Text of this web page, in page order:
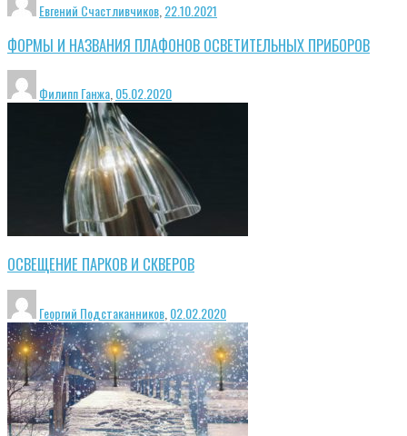
Евгений Счастливчиков,22.10.2021
ФОРМЫ И НАЗВАНИЯ ПЛАФОНОВ ОСВЕТИТЕЛЬНЫХ ПРИБОРОВ
Филипп Ганжа 05.02.2020
ОСВЕЩЕНИЕ ПАРКОВ И СКВЕРОВ
Георгий Подстаканников 02.02.2020